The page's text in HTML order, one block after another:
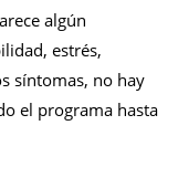
algún
estrés,
síntomas, no hay
el programa hasta